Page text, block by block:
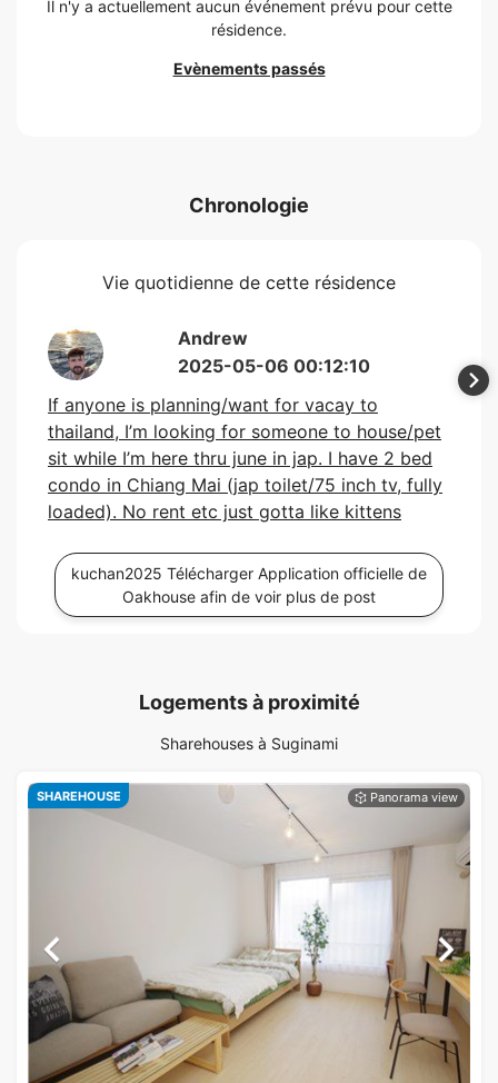
Il n'y a actuellement aucun événement prévu pour cette
résidence.
Evènements passés
Chronologie
Vie quotidienne de cette résidence
Andrew
If anyone is planning/want for vacay to
thailand, I’m looking for someone to house/pet
sit while I’m here thru june in jap. I have 2 bed
condo in Chiang Mai (jap toilet/75 inch tv, fully
loaded). No rent etc just gotta like kittens
2025-05-06 00:12:10
kuchan2025 Télécharger Application officielle de
Oakhouse afin de voir plus de post
Logements à proximité
Sharehouses à Suginami
SHAREHOUSE